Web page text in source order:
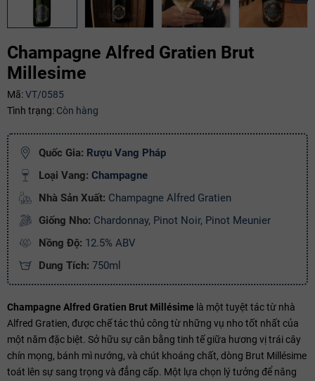
Champagne Alfred Gratien Brut
Millesime
Mã:VT/0585
Tình trạng: Còn hàng
Quốc Gia: Rượu Vang Pháp
Loại Vang: Champagne
Nhà Sản Xuất: Champagne Alfred Gratien
Giống Nho: Chardonnay, Pinot Noir, Pinot Meunier
Nồng Độ: 12.5% ABV
Dung Tích: 750ml
Champagne Alfred Gratien Brut Millésime là một tuyệt tác từ nhà
Alfred Gratien, được chế tác thủ công từ những vụ nho tốt nhất của
một năm đặc biệt. Sở hữu sự cân bằng tinh tế giữa hương vị trái cây
chín mọng, bánh mì nướng, và chút khoáng chất, dòng Brut Millésime
toát lên sự sang trọng và đẳng cấp. Một lựa chọn lý tưởng để nâng
Mã giảm giá:
Điều kiện: